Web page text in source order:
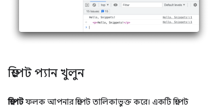
স্নিপেট প্যান খুলুন
স্নিপেটফলক আপনার স্নিপেট তালিকাভুক্ত করে। একটি স্নিপেট